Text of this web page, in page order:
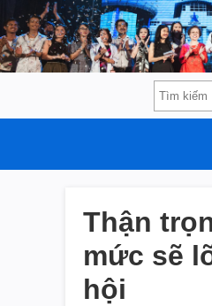
Thận
mức sẽ
hội